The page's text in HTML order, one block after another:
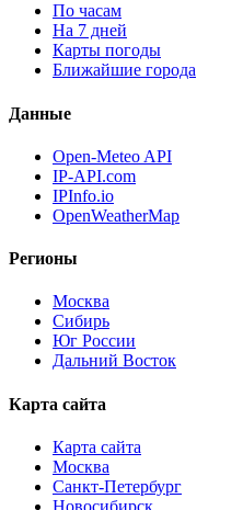
По часам
На 7 дней
Карты погоды
Ближайшие города
Данные
Open-Meteo API
IP-API.com
IPInfo.io
OpenWeatherMap
Регионы
Москва
Сибирь
Юг России
Дальний Восток
Карта сайта
Карта сайта
Москва
Санкт-Петербург
Новосибирск